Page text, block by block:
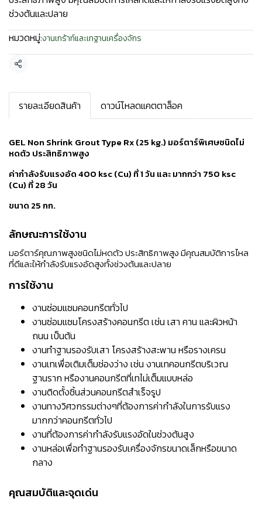
ช่วงต้นและปลาย
หมวดหมู่:งานเกร้าท์และเทฐานเครื่องจักร
แชร์
รายละเอียดสินค้า ดาวน์โหลดแคตตาล็อค
GEL Non Shrink Grout Type Rx (25 kg.) มอร์ตาร์พิเศษชนิดไม่
หดตัว ประสิทธิภาพสูง
ค่ากำลังรับแรงอัด 400 ksc (Cu) ที่ 1 วัน และ มากกว่า 750 ksc
(Cu) ที่ 28 วัน
ขนาด 25 กก.
ลักษณะการใช้งาน
มอร์ตาร์คุณภาพสูงชนิดไม่หดตัว ประสิทธิภาพสูง มีคุณสมบัติการไหล
ที่ดีและให้กำลังรับแรงอัดสูงทั้งช่วงต้นและปลาย
การใช้งาน
งานซ่อมแซมคอนกรีตทั่วไป
งานซ่อมแซมโครงสร้างคอนกรีต เช่น เสา คาน และผิวหน้า
ถนน เป็นต้น
งานทำฐานรองรับเสา โครงสร้างสะพาน หรือรางเครน
งานเทเพื่อเติมเต็มช่องว่าง เช่น งานเทคอนกรีตบริเวณ
ฐานราก หรืองานคอนกรีตที่เทไม่เต็มแบบหล่อ
งานติดตั้งชิ้นส่วนคอนกรีตสำเร็จรูป
งานทางวิศวกรรมต่างๆที่ต้องการค่ากำลังในการรับแรง
มากกว่าคอนกรีตทั่วไป
งานที่ต้องการค่ากำลังรับแรงอัดในช่วงต้นสูง
งานหล่อเพื่อทำฐานรองรับเครื่องจักรขนาดเล็กหรือขนาด
กลาง
คุณสมบัติและจุดเด่น